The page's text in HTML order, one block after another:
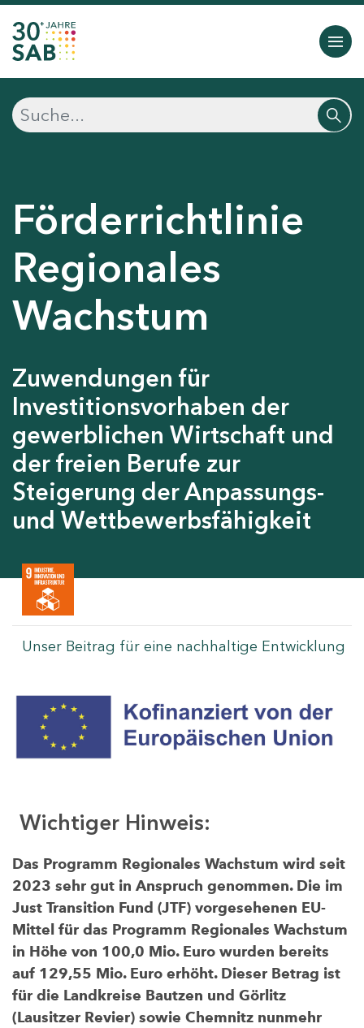
Förderrichtlinie
Regionales
Wachstum
Zuwendungen für
Investitionsvorhaben der
gewerblichen Wirtschaft und
der freien Berufe zur
Steigerung der Anpassungs-
und Wettbewerbsfähigkeit
Unser Beitrag für eine nachhaltige Entwicklung
Wichtiger Hinweis:
Das Programm Regionales Wachstum wird seit
2023 sehr gut in Anspruch genommen. Die im
Just Transition Fund (JTF) vorgesehenen EU-
Mittel für das Programm Regionales Wachstum
in Höhe von 100,0 Mio. Euro wurden bereits
auf 129,55 Mio. Euro erhöht. Dieser Betrag ist
für die Landkreise Bautzen und Görlitz
(Lausitzer Revier) sowie Chemnitz nunmehr